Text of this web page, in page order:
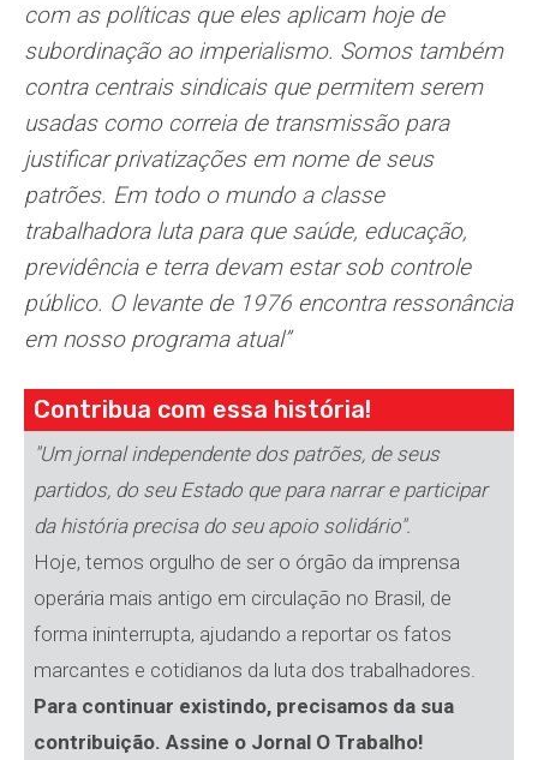
com as políticas que eles aplicam hoje de
subordinação ao imperialismo. Somos também
contra centrais sindicais que permitem serem
usadas como correia de transmissão para
justificar privatizações em nome de seus
patrões. Em todo o mundo a classe
trabalhadora luta para que saúde, educação,
previdência e terra devam estar sob controle
público. O levante de 1976 encontra ressonância
em nosso programa atual”
Contribua com essa história!
"Um jornal independente dos patrões, de seus
partidos, do seu Estado que para narrar e participar
da história precisa do seu apoio solidário".
Hoje, temos orgulho de ser o órgão da imprensa
operária mais antigo em circulação no Brasil, de
forma ininterrupta, ajudando a reportar os fatos
marcantes e cotidianos da luta dos trabalhadores.
Para continuar existindo, precisamos da sua
contribuição. Assine o Jornal O Trabalho!